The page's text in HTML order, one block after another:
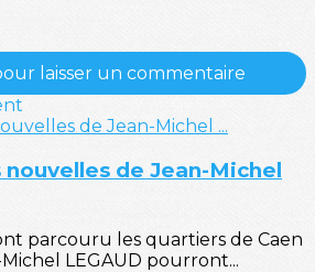
laisser un commentaire
nouvelles de Jean-Michel
parcouru les quartiers de Caen
LEGAUD pourront...